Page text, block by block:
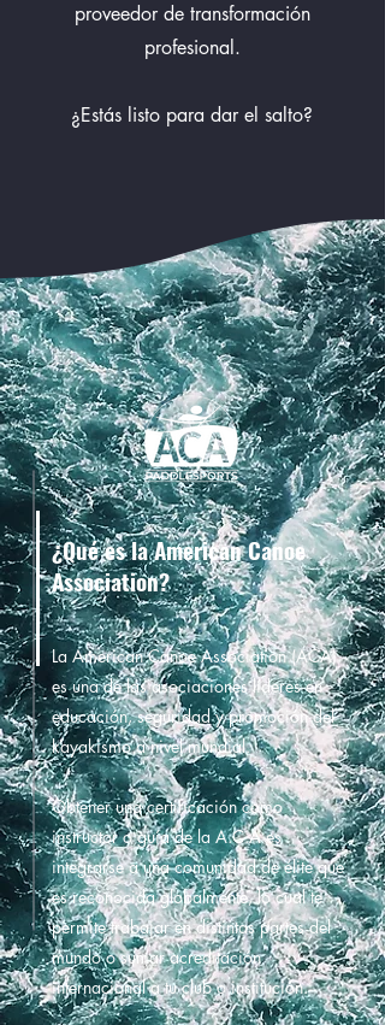
proveedor de transformación
profesional.
¿Estás listo para dar el salto?
¿Qué es la American Canoe
Association?
La American Canoe Association (ACA)
es una de las asociaciones líderes en
educación, seguridad y promoción del
kayakismo a nivel mundial.
Obtener una certificación como
instructor o guía de la A.C.A es
integrarse a una comunidad de élite que
es reconocida globalmente, lo cual te
permite trabajar en distintas partes del
mundo o sumar acreditación
internacional a tu club o institución.